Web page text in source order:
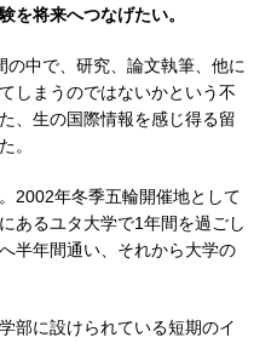
を将来へつなげたい。
中で、研究、論文執筆、他に
しまうのではないかという不
、生の国際情報を感じ得る留
。
2002年冬季五輪開催地として
あるユタ大学で1年間を過ごし
半年間通い、それから大学の
部に設けられている短期のイ